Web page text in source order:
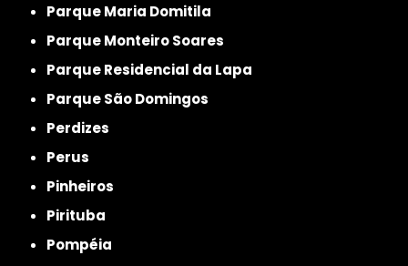
Parque Maria Domitila
Parque Monteiro Soares
Parque Residencial da Lapa
Parque São Domingos
Perdizes
Perus
Pinheiros
Pirituba
Pompéia